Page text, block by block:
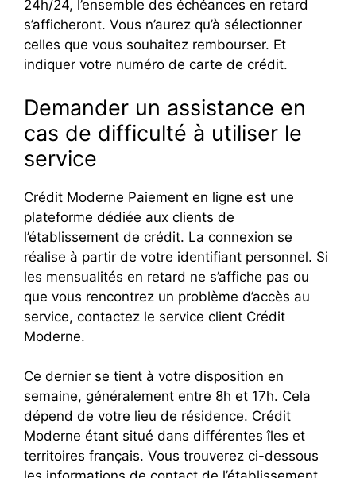
24h/24, l’ensemble des échéances en retard
s’afficheront. Vous n’aurez qu’à sélectionner
celles que vous souhaitez rembourser. Et
indiquer votre numéro de carte de crédit.
Demander un assistance en
cas de difficulté à utiliser le
service
Crédit Moderne Paiement en ligne est une
plateforme dédiée aux clients de
l’établissement de crédit. La connexion se
réalise à partir de votre identifiant personnel. Si
les mensualités en retard ne s’affiche pas ou
que vous rencontrez un problème d’accès au
service, contactez le service client Crédit
Moderne.
Ce dernier se tient à votre disposition en
semaine, généralement entre 8h et 17h. Cela
dépend de votre lieu de résidence. Crédit
Moderne étant situé dans différentes îles et
territoires français. Vous trouverez ci-dessous